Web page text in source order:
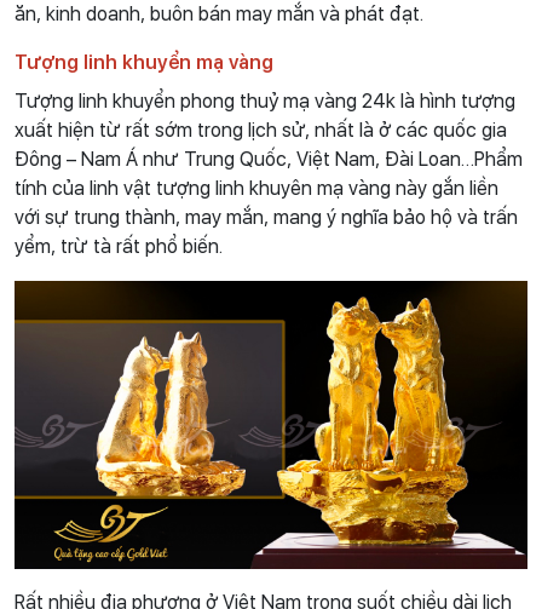
ăn, kinh doanh, buôn bán may mắn và phát đạt.
Tượng linh khuyển mạ vàng
Tượng linh khuyển phong thuỷ mạ vàng 24k là hình tượng
xuất hiện từ rất sớm trong lịch sử, nhất là ở các quốc gia
Đông – Nam Á như Trung Quốc, Việt Nam, Đài Loan…Phẩm
tính của linh vật tượng linh khuyên mạ vàng này gắn liền
với sự trung thành, may mắn, mang ý nghĩa bảo hộ và trấn
yểm, trừ tà rất phổ biến.
Rất nhiều địa phương ở Việt Nam trong suốt chiều dài lịch